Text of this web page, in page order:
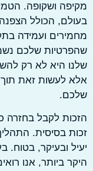
ושקופה.
הכולל הצפנה
ועמידה בתקנים
שלכם נשמרת
היא לא רק להשיג
לעשות זאת תוך
לקבל בחזרה
בסיסית. התהליך
ובעיקר, בטוח.
ביותר, אנו רואים